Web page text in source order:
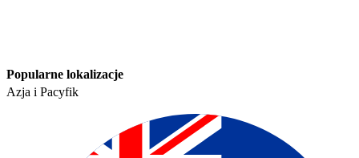
Popularne lokalizacje​​
Azja i Pacyfik​​